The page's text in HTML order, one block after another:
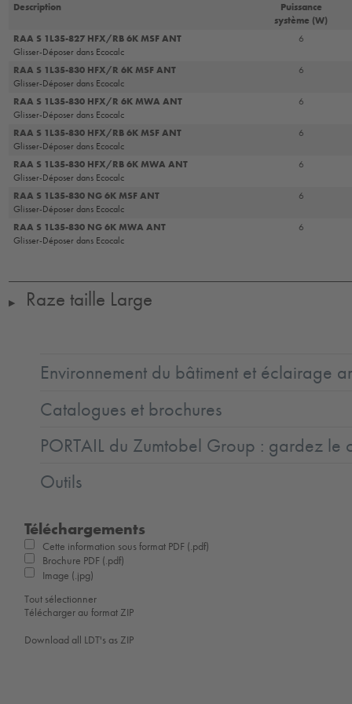
Description
Puissance
système (W)
RAA S 1L35-827 HFX/RB 6K MSF ANT
Glisser-Déposer dans Ecocalc
6
RAA S 1L35-830 HFX/R 6K MSF ANT
Glisser-Déposer dans Ecocalc
6
RAA S 1L35-830 HFX/R 6K MWA ANT
Glisser-Déposer dans Ecocalc
6
RAA S 1L35-830 HFX/RB 6K MSF ANT
Glisser-Déposer dans Ecocalc
6
RAA S 1L35-830 HFX/RB 6K MWA ANT
Glisser-Déposer dans Ecocalc
6
RAA S 1L35-830 NG 6K MSF ANT
Glisser-Déposer dans Ecocalc
6
RAA S 1L35-830 NG 6K MWA ANT
Glisser-Déposer dans Ecocalc
6
▶ Raze taille Large
Environnement du bâtiment et éclairage
Catalogues et brochures
PORTAIL du Zumtobel Group : gardez le
Outils
Téléchargements
Cette information sous format PDF (.pdf)
Brochure PDF (.pdf)
Image (.jpg)
Tout sélectionner
Télécharger au format ZIP
Download all LDT's as ZIP